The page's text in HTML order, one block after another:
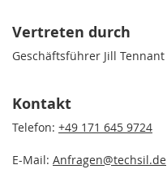
Vertreten durch
Geschäftsführer Jill Tennant
Kontakt
Telefon: +49 171 645 9724
E-Mail: Anfragen@techsil.de